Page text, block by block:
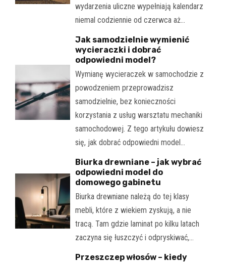
wydarzenia uliczne wypełniają kalendarz
niemal codziennie od czerwca aż…
Jak samodzielnie wymienić
wycieraczki i dobrać
odpowiedni model?
Wymianę wycieraczek w samochodzie z
powodzeniem przeprowadzisz
samodzielnie, bez konieczności
korzystania z usług warsztatu mechaniki
samochodowej. Z tego artykułu dowiesz
się, jak dobrać odpowiedni model…
Biurka drewniane – jak wybrać
odpowiedni model do
domowego gabinetu
Biurka drewniane należą do tej klasy
mebli, które z wiekiem zyskują, a nie
tracą. Tam gdzie laminat po kilku latach
zaczyna się łuszczyć i odpryskiwać,…
Przeszczep włosów – kiedy